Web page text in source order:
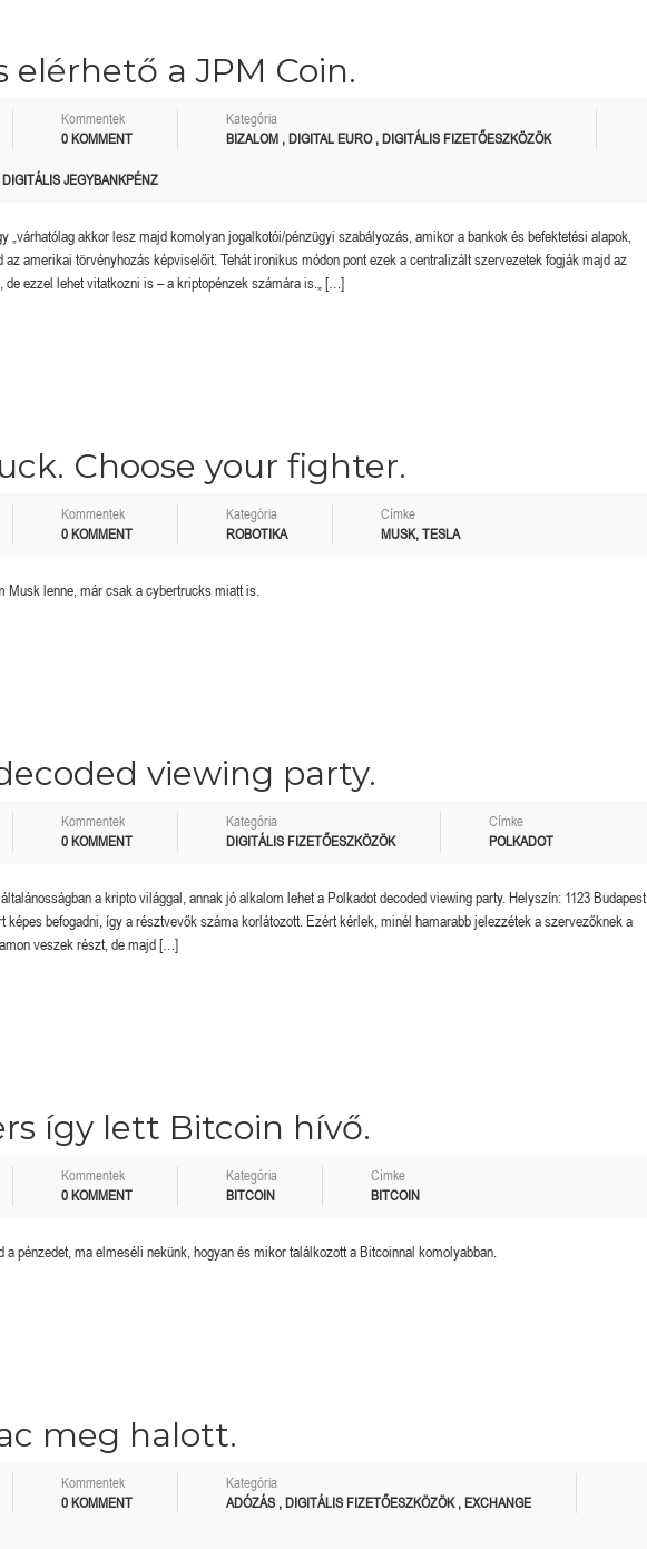
elérhető a JPM Coin.
Kommentek
0 KOMMENT
Kategória
BIZALOM , DIGITAL EURO, DIGITÁLIS FIZETŐESZKÖZÖK
DIGITÁLIS JEGYBANKPÉNZ
„várhatólag akkor lesz majd komolyan jogalkotói/pénzügyi szabályozás, amikor a bankok és befektetési alapok,
amerikai törvényhozás képviselőit. Tehát ironikus módon pont ezek a centralizált szervezetek fogják majd az
ezzel lehet vitatkozni is – a kriptopénzek számára is.„ […]
Choose your fighter.
Kommentek
0 KOMMENT
Kategória
ROBOTIKA
Címke
MUSK, TESLA
Musk lenne, már csak a cybertrucks miatt is.
viewing party.
Kommentek
0 KOMMENT
Kategória
DIGITÁLIS FIZETŐESZKÖZÖK
Címke
POLKADOT
a kripto világgal, annak jó alkalom lehet a Polkadot decoded viewing party. Helyszín: 1123 Budapest,
képes befogadni, így a résztvevők száma korlátozott. Ezért kérlek, minél hamarabb jelezzétek a szervezőknek a
veszek részt, de majd […]
így lett Bitcoin hívő.
Kommentek
0 KOMMENT
Kategória
BITCOIN
Címke
BITCOIN
pénzedet, ma elmeséli nekünk, hogyan és mikor találkozott a Bitcoinnal komolyabban.
meg halott.
Kommentek
0 KOMMENT
Kategória
ADÓZÁS , DIGITÁLIS FIZETŐESZKÖZÖK, EXCHANGE